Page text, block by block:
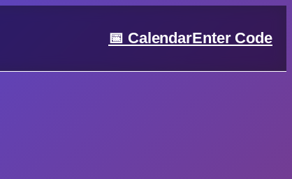
📅 CalendarEnter Code